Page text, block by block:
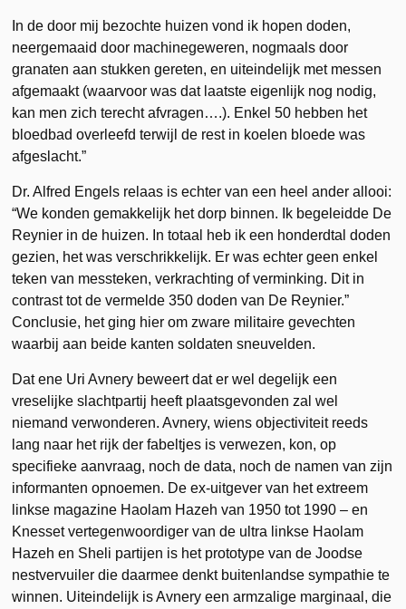
In de door mij bezochte huizen vond ik hopen doden,
neergemaaid door machinegeweren, nogmaals door
granaten aan stukken gereten, en uiteindelijk met messen
afgemaakt (waarvoor was dat laatste eigenlijk nog nodig,
kan men zich terecht afvragen….). Enkel 50 hebben het
bloedbad overleefd terwijl de rest in koelen bloede was
afgeslacht.”
Dr. Alfred Engels relaas is echter van een heel ander allooi:
“We konden gemakkelijk het dorp binnen. Ik begeleidde De
Reynier in de huizen. In totaal heb ik een honderdtal doden
gezien, het was verschrikkelijk. Er was echter geen enkel
teken van messteken, verkrachting of verminking. Dit in
contrast tot de vermelde 350 doden van De Reynier.”
Conclusie, het ging hier om zware militaire gevechten
waarbij aan beide kanten soldaten sneuvelden.
Dat ene Uri Avnery beweert dat er wel degelijk een
vreselijke slachtpartij heeft plaatsgevonden zal wel
niemand verwonderen. Avnery, wiens objectiviteit reeds
lang naar het rijk der fabeltjes is verwezen, kon, op
specifieke aanvraag, noch de data, noch de namen van zijn
informanten opnoemen. De ex-uitgever van het extreem
linkse magazine Haolam Hazeh van 1950 tot 1990 – en
Knesset vertegenwoordiger van de ultra linkse Haolam
Hazeh en Sheli partijen is het prototype van de Joodse
nestvervuiler die daarmee denkt buitenlandse sympathie te
winnen. Uiteindelijk is Avnery een armzalige marginaal, die